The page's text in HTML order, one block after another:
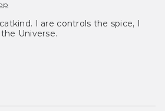
I are controls the spice, I
Universe.